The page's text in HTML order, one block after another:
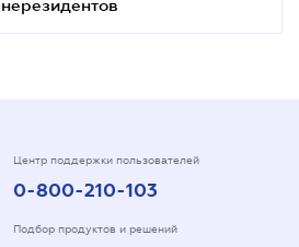
нерезидентов
Центр поддержки пользователей
0-800-210-103
Подбор продуктов и решений